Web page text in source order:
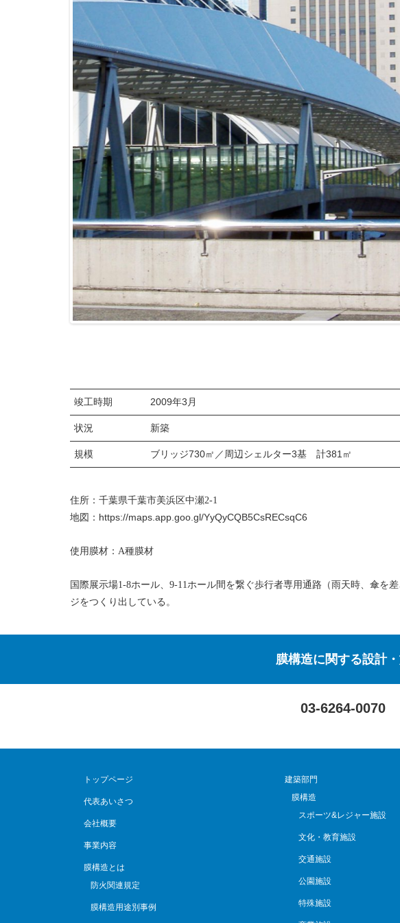
竣工時期 2009年3月
状況 新築
規模 ブリッジ730㎡／周辺シェルター3基 計381㎡
住所：千葉県千葉市美浜区中瀬2-1
地図： https://maps.app.goo.gl/YyQyCQB5CsRECsqC6
使用膜材：A種膜材
国際展示場1-8ホール、9-11ホール間を繋ぐ歩行者専用通路（雨天時、傘
ジをつくり出している。
膜構造に関する設計
03-6264-0070
トップページ
代表あいさつ
会社概要
事業内容
膜構造とは
防火関連規定
膜構造用途別事例
建築部門
膜構造
スポーツ&レジャー施設
文化・教育施設
交通施設
公園施設
特殊施設